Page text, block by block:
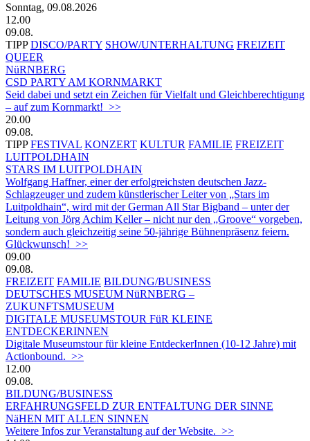
Sonntag, 09.08.2026
12.00
09.08.
TIPP DISCO/PARTY SHOW/UNTERHALTUNG FREIZEIT
QUEER
NüRNBERG
CSD PARTY AM KORNMARKT
Seid dabei und setzt ein Zeichen für Vielfalt und Gleichberechtigung
– auf zum Kornmarkt! >>
20.00
09.08.
TIPP FESTIVAL KONZERT KULTUR FAMILIE FREIZEIT
LUITPOLDHAIN
STARS IM LUITPOLDHAIN
Wolfgang Haffner, einer der erfolgreichsten deutschen Jazz-
Schlagzeuger und zudem künstlerischer Leiter von „Stars im
Luitpoldhain“, wird mit der German All Star Bigband – unter der
Leitung von Jörg Achim Keller – nicht nur den „Groove“ vorgeben,
sondern auch gleichzeitig seine 50-jährige Bühnenpräsenz feiern.
Glückwunsch! >>
09.00
09.08.
FREIZEIT FAMILIE BILDUNG/BUSINESS
DEUTSCHES MUSEUM NüRNBERG –
ZUKUNFTSMUSEUM
DIGITALE MUSEUMSTOUR FüR KLEINE
ENTDECKERINNEN
Digitale Museumstour für kleine EntdeckerInnen (10-12 Jahre) mit
Actionbound. >>
12.00
09.08.
BILDUNG/BUSINESS
ERFAHRUNGSFELD ZUR ENTFALTUNG DER SINNE
NäHEN MIT ALLEN SINNEN
Weitere Infos zur Veranstaltung auf der Website. >>